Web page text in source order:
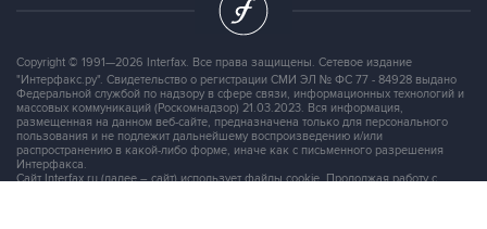
Copyright © 1991—2026 Interfax. Все права защищены. Сетевое издание
"Интерфакс.ру". Свидетельство о регистрации СМИ ЭЛ № ФС 77 - 84928 выдано
Федеральной службой по надзору в сфере связи, информационных технологий и
массовых коммуникаций (Роскомнадзор) 21.03.2023. Вся информация,
размещенная на данном веб-сайте, предназначена только для персонального
пользования и не подлежит дальнейшему воспроизведению и/или
распространению в какой-либо форме, иначе как с письменного разрешения
Интерфакса.
Сайт Interfax.ru (далее – сайт) использует файлы cookie. Продолжая работу с